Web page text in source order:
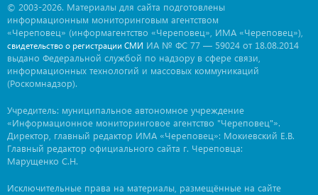
© 2003-2026. Материалы для сайта подготовлены
информационным мониторинговым агентством
«Череповец» (информагентство «Череповец», ИМА «Череповец»),
свидетельство о регистрации СМИ ИА № ФС 77 — 59024 от 18.08.2014
выдано Федеральной службой по надзору в сфере связи,
информационных технологий и массовых коммуникаций
(Роскомнадзор).
Учредитель: муниципальное автономное учреждение
«Информационное мониторинговое агентство "Череповец"».
Директор, главный редактор ИМА «Череповец»: Мокиевский Е.В.
Главный редактор официального сайта г. Череповца:
Марущенко С.Н.
Исключительные права на материалы, размещённые на сайте